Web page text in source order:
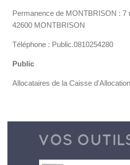
Permanence de MONTBRISON : 7
42600 MONTBRISON
Téléphone : Public.0810254280
Public
Allocataires de la Caisse